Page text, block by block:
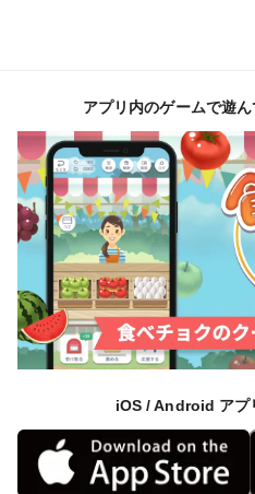
アプリ内のゲームで遊
iOS / Android アプ